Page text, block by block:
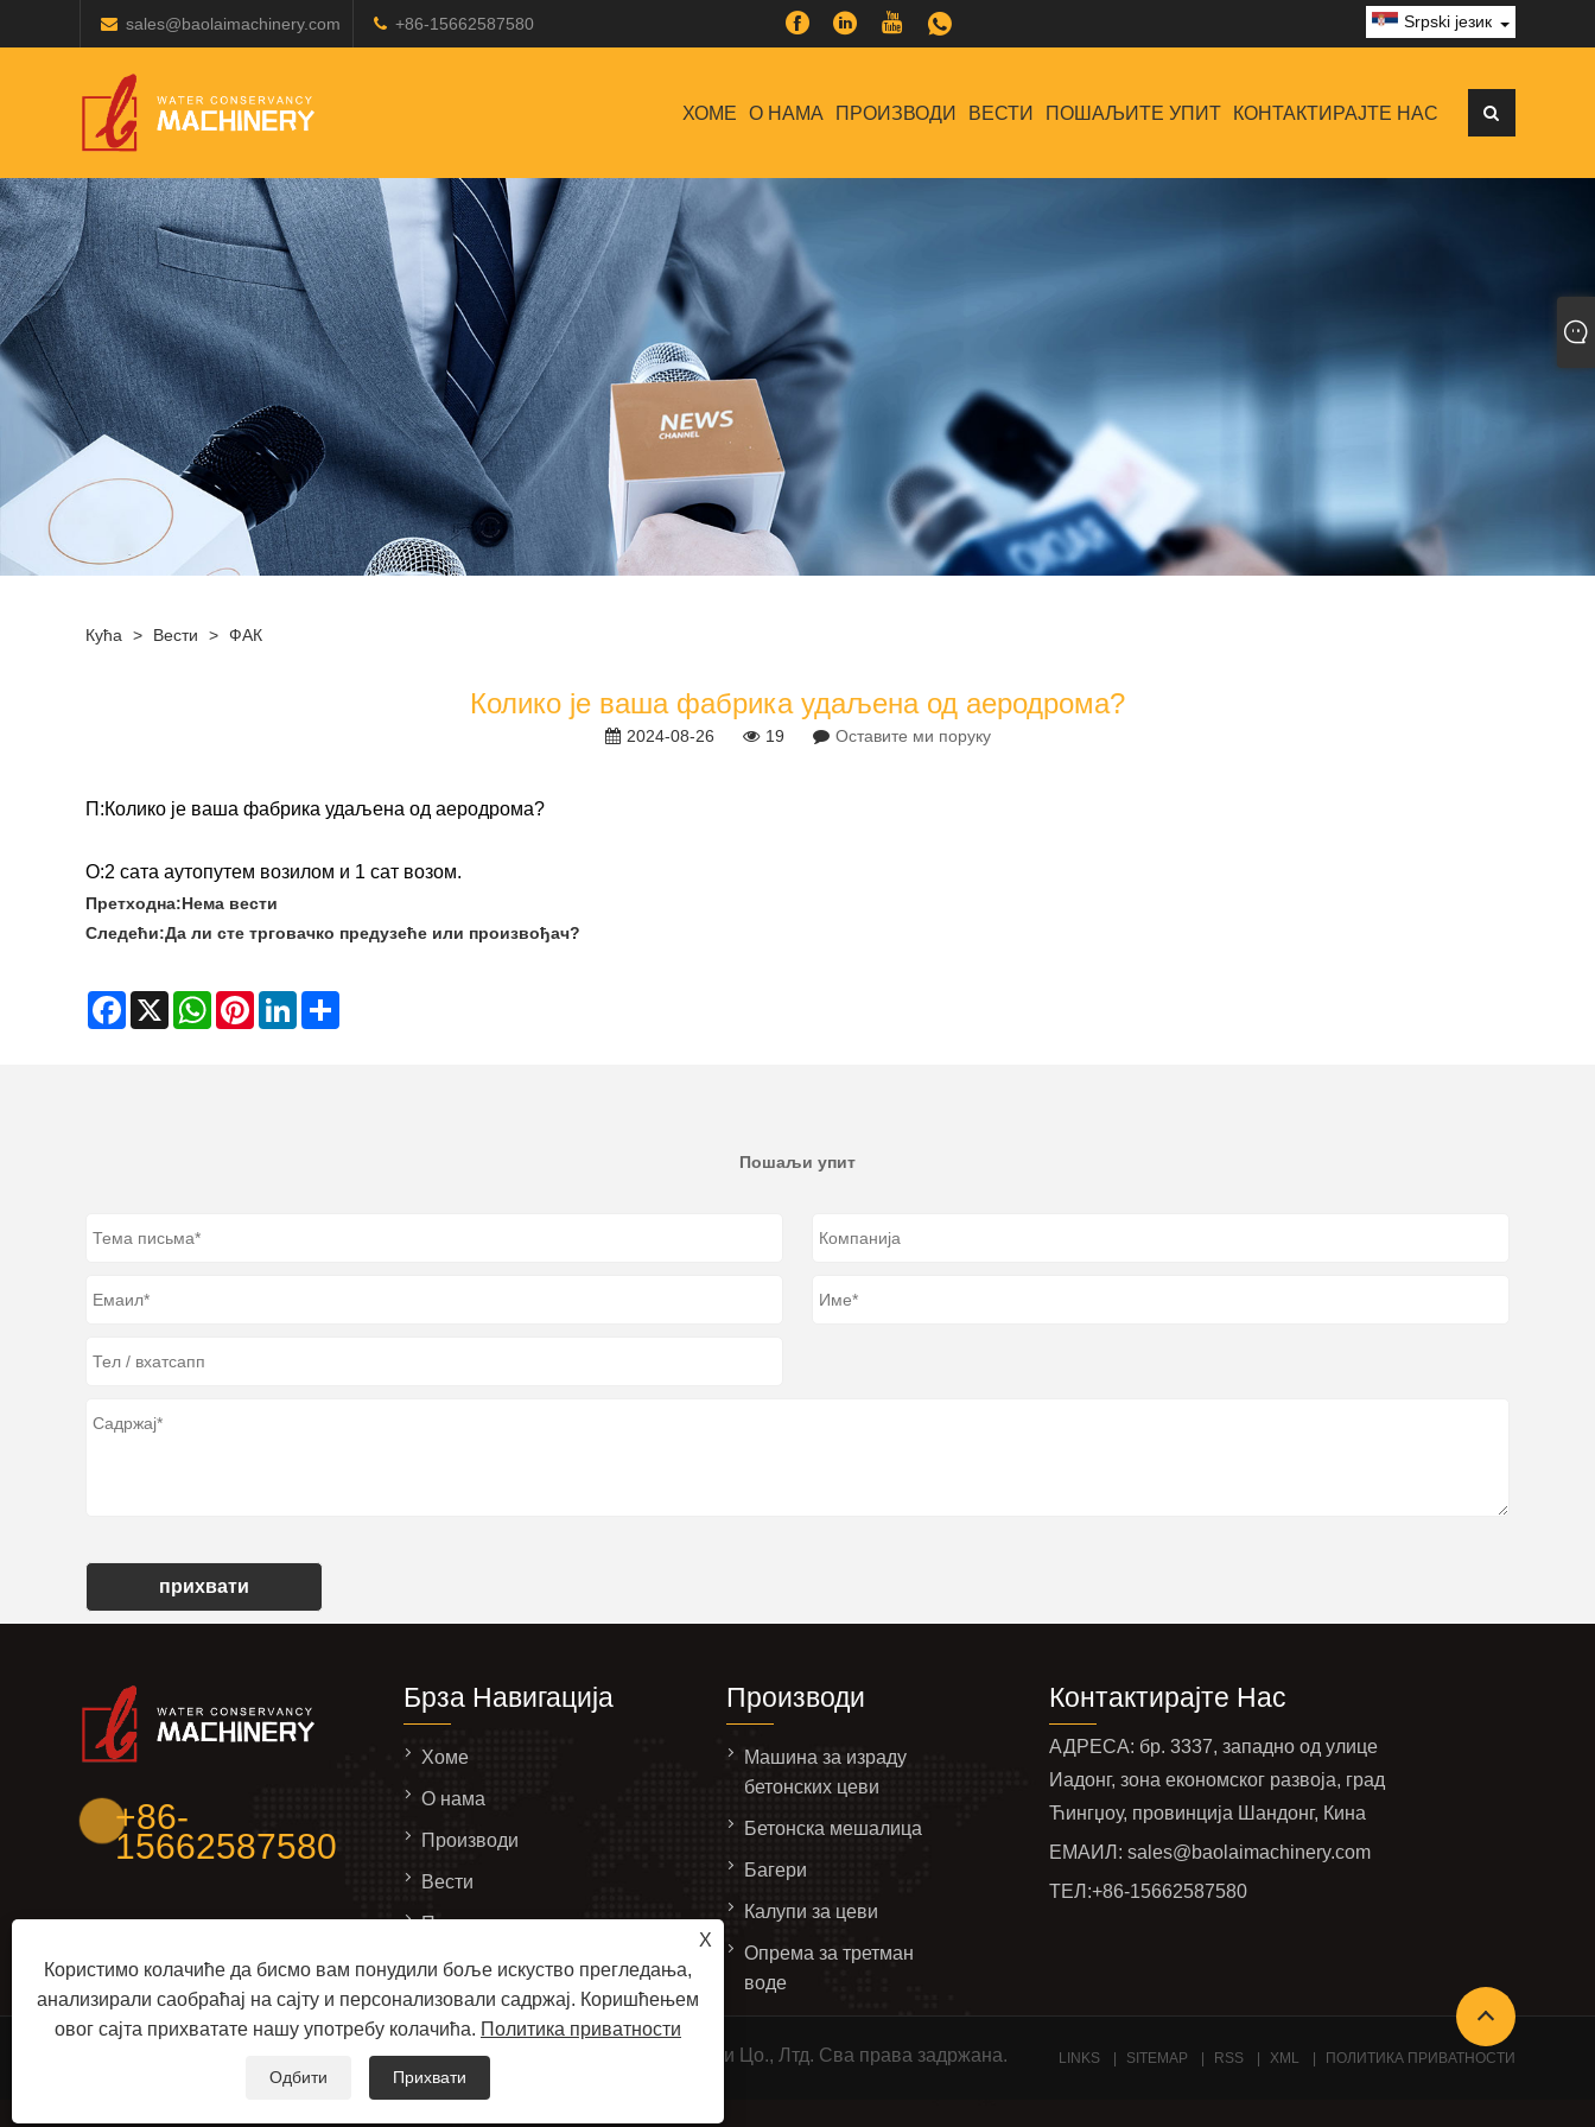
sales@baolaimachinery.com +86-15662587580 Srpski језик
ХОМЕ О НАМА ПРОИЗВОДИ ВЕСТИ ПОШАЉИТЕ УПИТ КОНТАКТИРАЈТЕ НАС
Кућа > Вести > ФАК
Колико је ваша фабрика удаљена од аеродрома?
2024-08-26 19 Оставите ми поруку
П:Колико је ваша фабрика удаљена од аеродрома?
О:2 сата аутопутем возилом и 1 сат возом.
Претходна:Нема вести
Следећи:Да ли сте трговачко предузеће или произвођач?
Facebook
X WhatsAppPinterestLinkedIn
Пошаљи упит
прихвати
X
Користимо колачиће да бисмо вам понудили боље искуство прегледања,
анализирали саобраћај на сајту и персонализовали садржај. Коришћењем
овог сајта прихватате нашу употребу колачића. Политика приватности
Одбити Прихвати
+86-
15662587580
Брза Навигација
Хоме
О нама
Производи
Вести
Пошаљите упит
Контактирајте нас
Производи
Машина за израду
бетонских цеви
Бетонска мешалица
Багери
Калупи за цеви
Опрема за третман
воде
Контактирајте Нас
АДРЕСА: бр. 3337, западно од улице
Иадонг, зона економског развоја, град
Ћингџоу, провинција Шандонг, Кина
ЕМАИЛ:sales@baolaimachinery.com
ТЕЛ:+86-15662587580
Ауторско право © 2024 Кингзхоу Ватер Цонсерванци Мацхинери Фацтори Цо., Лтд. Сва права задржана. LINKS SITEMAP RSS XML ПОЛИТИКА ПРИВАТНОСТИ